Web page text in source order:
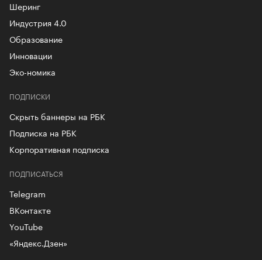
Шеринг
Индустрия 4.0
Образование
Инновации
Эко-номика
ПОДПИСКИ
Скрыть баннеры на РБК
Подписка на РБК
Корпоративная подписка
ПОДПИСАТЬСЯ
Telegram
ВКонтакте
YouTube
«Яндекс.Дзен»